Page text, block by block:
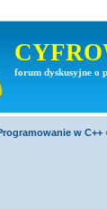
forum dyskusyjne o
w C++ ‹